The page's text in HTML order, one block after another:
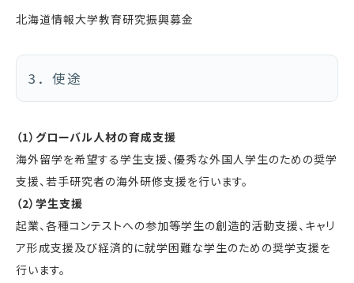
北海道情報大学教育研究振興募金
3．使途
（1）グローバル人材の育成支援
海外留学を希望する学生支援、優秀な外国人学生のための奨学
支援、若手研究者の海外研修支援を行います。
（2）学生支援
起業、各種コンテストへの参加等学生の創造的活動支援、キャリ
ア形成支援及び経済的に就学困難な学生のための奨学支援を
行います。